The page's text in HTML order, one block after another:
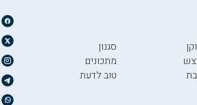
סגנון
מתכונים
טוב לדעת